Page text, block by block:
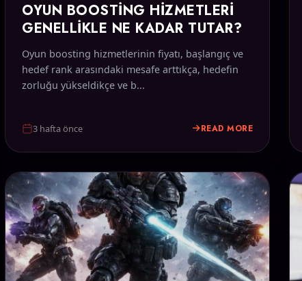
OYUN BOOSTING HIZMETLERI
GENELLIKLE NE KADAR TUTAR?
Oyun boosting hizmetlerinin fiyatı, başlangıç ve
hedef rank arasındaki mesafe arttıkça, hedefin
zorluğu yükseldikçe ve b...
3 hafta önce READ MORE